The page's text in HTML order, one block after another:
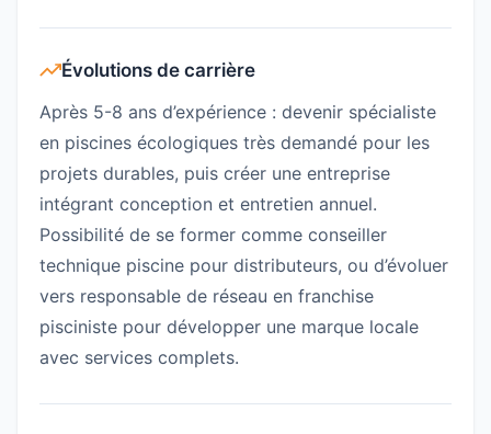
Évolutions de carrière
Après 5-8 ans d’expérience : devenir spécialiste
en piscines écologiques très demandé pour les
projets durables, puis créer une entreprise
intégrant conception et entretien annuel.
Possibilité de se former comme conseiller
technique piscine pour distributeurs, ou d’évoluer
vers responsable de réseau en franchise
pisciniste pour développer une marque locale
avec services complets.